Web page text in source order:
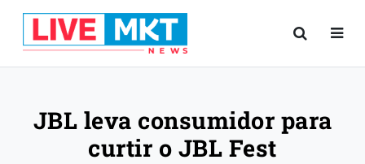
JBL leva consumidor para
curtir o JBL Fest